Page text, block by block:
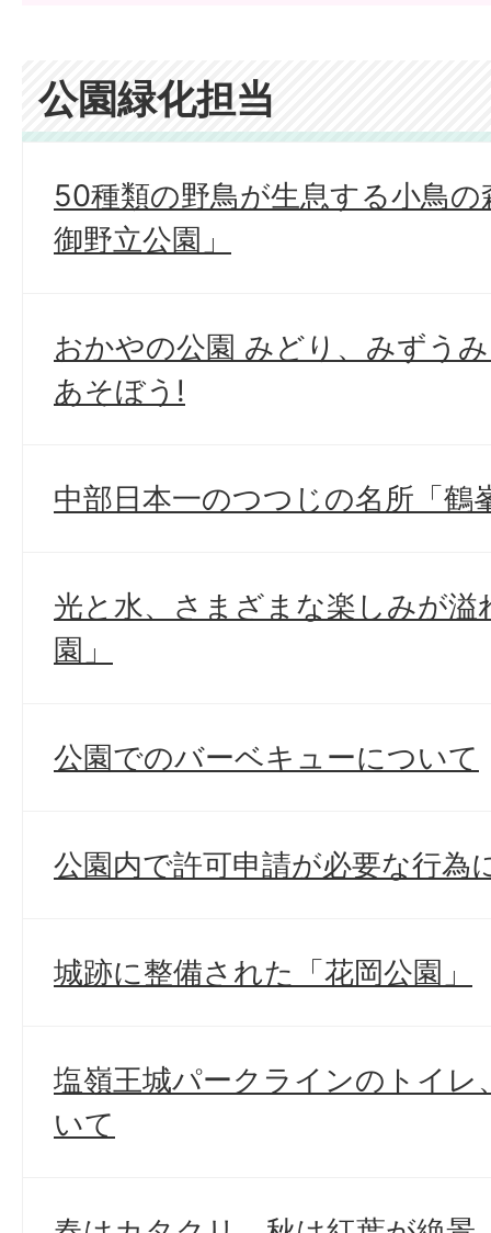
公園緑化担当
50種類の野鳥が生息する小鳥
御野立公園」
おかやの公園 みどり、みずう
あそぼう!
中部日本一のつつじの名所「鶴
光と水、さまざまな楽しみが溢
園」
公園でのバーベキューについて
公園内で許可申請が必要な行為
城跡に整備された「花岡公園」
塩嶺王城パークラインのトイレ
いて